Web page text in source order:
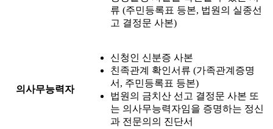
류 (주민등록표 등본, 법원의 실종선
고 결정문 사본)
의사무능력자
신청인 신분증 사본
친족관계 확인서류 (가족관계증명
서, 주민등록표 등본)
법원의 금치산 선고 결정문 사본 또
는 의사무능력자임을 증명하는 정신
과 전문의의 진단서